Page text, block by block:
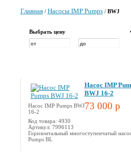
Главная/ Насосы IMP Pumps/ BWJ
Выбрать цену
Насос IMP Pumps BWJ
16-2
Насос IMP
BWJ 16-2
73 000 p
Код товара: 4930
Артикул: 7996113
Горизонтальный многоступенчатый
Pumps BL